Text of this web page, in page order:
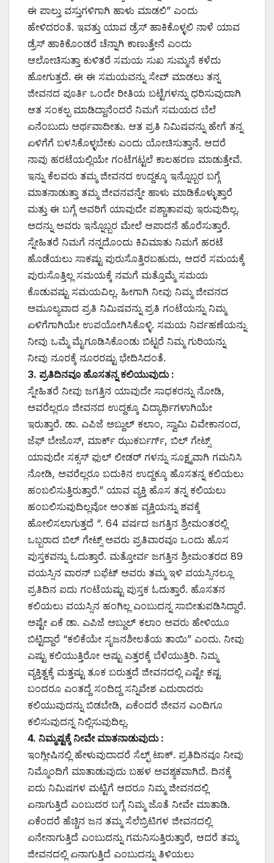
ಈ ಪಾಲ್ತು ವಸ್ತುಗಳಿಗಾಗಿ ಹಾಳು ಮಾಡಲಿ” ಎಂದು
ಹೇಳಿದರಂತೆ. ಇವತ್ತು ಯಾವ ಡ್ರೆಸ್ ಹಾಕಿಕೊಳ್ಳಲಿ ನಾಳೆ ಯಾವ
ಡ್ರೆಸ್ ಹಾಕಿಕೊಂಡರೆ ಚೆನ್ನಾಗಿ ಕಾಣುತ್ತೇನೆ ಎಂದು
ಆಲೋಚಿಸುತ್ತಾ ಕುಳಿತರೆ ಸಮಯ ಸುಖ ಸುಮ್ಮನೆ ಕಳೆದು
ಹೋಗುತ್ತದೆ. ಈ ಈ ಸಮಯವನ್ನು ಸೇವ್ ಮಾಡಲು ತನ್ನ
ಜೀವನದ ಪೂರ್ತಿ ಒಂದೇ ರೀತಿಯ ಬಟ್ಟೆಗಳನ್ನು ಧರಿಸುವುದಾಗಿ
ಆತ ಸಂಕಲ್ಪ ಮಾಡಿದ್ದಾನೆಂದರೆ ನಿಮಗೆ ಸಮಯದ ಬೆಲೆ
ಏನೆಂಬುದು ಅರ್ಥವಾದೀತು. ಆತ ಪ್ರತಿ ನಿಮಿಷವನ್ನು ಹೇಗೆ ತನ್ನ
ಏಳಿಗೆಗೆ ಬಳಸಿಕೊಳ್ಳಬೇಕು ಎಂದು ಯೋಚಿಸುತ್ತಾನೆ. ಆದರೆ
ನಾವು ಹರಟೆಯಲ್ಲಿಯೇ ಗಂಟೆಗಟ್ಟಲೆ ಕಾಲಹರಣ ಮಾಡುತ್ತೇವೆ.
ಇನ್ನು ಕೆಲವರು ತಮ್ಮ ಜೀವನದ ಉದ್ದಕ್ಕೂ ಇನ್ನೊಬ್ಬರ ಬಗ್ಗೆ
ಮಾತನಾಡುತ್ತಾ ತಮ್ಮ ಜೀವನವನ್ನೇ ಹಾಳು ಮಾಡಿಕೊಳ್ಳುತ್ತಾರೆ
ಮತ್ತು ಈ ಬಗ್ಗೆ ಅವರಿಗೆ ಯಾವುದೇ ಪಶ್ಚಾತಾಪವು ಇರುವುದಿಲ್ಲ.
ಅದನ್ನು ಅವರು ಇನ್ನೊಬ್ಬರ ಮೇಲೆ ಆಪಾದನೆ ಹೊರೆಸುತ್ತಾರೆ.
ಸ್ನೇಹಿತರೆ ನಿಮಗೆ ನನ್ನದೊಂದು ಕಿವಿಮಾತು ನಿಮಗೆ ಹರಟೆ
ಹೊಡೆಯಲು ಸಾಕಷ್ಟು ಪುರುಸೊತ್ತಿರಬಹುದು, ಆದರೆ ಸಮಯಕ್ಕೆ
ಪುರುಸೊತ್ತಿಲ್ಲ ಸಮಯಕ್ಕೆ ನಮಗೆ ಮತ್ತೊಮ್ಮೆ ಸಮಯ
ಕೊಡುವಷ್ಟು ಸಮಯವಿಲ್ಲ. ಹೀಗಾಗಿ ನೀವು ನಿಮ್ಮ ಜೀವನದ
ಅಮೂಲ್ಯವಾದ ಪ್ರತಿ ನಿಮಿಷವನ್ನು ಪ್ರತಿ ಗಂಟೆಯನ್ನು ನಿಮ್ಮ
ಏಳಿಗೆಗಾಗಿಯೇ ಉಪಯೋಗಿಸಿಕೊಳ್ಳಿ. ಸಮಯ ನಿರ್ವಹಣೆಯನ್ನು
ನೀವು ಒಮ್ಮೆ ಮೈಗೂಡಿಸಿಕೊಂಡು ಬಿಟ್ಟರೆ ನಿಮ್ಮ ಗುರಿಯನ್ನು
ನೀವು ನೂರಕ್ಕೆ ನೂರರಷ್ಟು ಭೇದಿಸಿದಂತೆ.
3. ಪ್ರತಿದಿನವೂ ಹೊಸತನ್ನ ಕಲಿಯುವುದು :
ಸ್ನೇಹಿತರೆ ನೀವು ಜಗತ್ತಿನ ಯಾವುದೇ ಸಾಧಕರನ್ನು ನೋಡಿ,
ಅವರೆಲ್ಲರೂ ಜೀವನದ ಉದ್ದಕ್ಕೂ ವಿದ್ಯಾರ್ಥಿಗಳಾಗಿಯೇ
ಇರುತ್ತಾರೆ. ಡಾ. ಎಪಿಜೆ ಅಬ್ದುಲ್ ಕಲಾಂ, ಸ್ವಾಮಿ ವಿವೇಕಾನಂದ,
ಜೆಫ್ ಬೇಜೊಸ್, ಮಾರ್ಕ್ ಝುಕರ್ಬರ್ಗ್, ಬಿಲ್ ಗೇಟ್ಸ್
ಯಾವುದೇ ಸಕ್ಸಸ್ ಫುಲ್ ಲೀಡರ್ ಗಳನ್ನು ಸೂಕ್ಷ್ಮವಾಗಿ ಗಮನಿಸಿ
ನೋಡಿ, ಅವರೆಲ್ಲರೂ ಬದುಕಿನ ಉದ್ದಕ್ಕೂ ಹೊಸತನ್ನ ಕಲಿಯಲು
ಹಂಬಲಿಸುತ್ತಿರುತ್ತಾರೆ.” ಯಾವ ವ್ಯಕ್ತಿ ಹೊಸ ತನ್ನ ಕಲಿಯಲು
ಹಂಬಲಿಸುವುದಿಲ್ಲವೋ ಅಂತಹ ವ್ಯಕ್ತಿಯನ್ನು ಶವಕ್ಕೆ
ಹೋಲಿಸಲಾಗುತ್ತದೆ “. 64 ವರ್ಷದ ಜಗತ್ತಿನ ಶ್ರೀಮಂತರಲ್ಲಿ
ಒಬ್ಬರಾದ ಬಿಲ್ ಗೇಟ್ಸ್ ಅವರು ಪ್ರತಿವಾರವೂ ಒಂದು ಹೊಸ
ಪುಸ್ತಕವನ್ನು ಓದುತ್ತಾರೆ. ಮತ್ತೋರ್ವ ಜಗತ್ತಿನ ಶ್ರೀಮಂತರದ 89
ವಯಸ್ಸಿನ ವಾರನ್ ಬಫೆಟ್ ಅವರು ತಮ್ಮ ಇಳಿ ವಯಸ್ಸಿನಲ್ಲೂ
ಪ್ರತಿದಿನ ಐದು ಗಂಟೆಯಷ್ಟು ಪುಸ್ತಕ ಓದುತ್ತಾರೆ. ಹೊಸತನ
ಕಲಿಯಲು ವಯಸ್ಸಿನ ಹಂಗಿಲ್ಲ ಎಂಬುದನ್ನ ಸಾಬೀತುಪಡಿಸಿದ್ದಾರೆ.
ಅಷ್ಟೇ ಏಕೆ ಡಾ. ಎಪಿಜೆ ಅಬ್ದುಲ್ ಕಲಾಂ ಅವರು ಹೇಳಿಯೂ
ಬಿಟ್ಟಿದ್ದಾರೆ “ಕಲಿಕೆಯೇ ಸೃಜನಶೀಲತೆಯ ತಾಯಿ” ಎಂದು. ನೀವು
ಎಷ್ಟು ಕಲಿಯುತ್ತಿರೋ ಅಷ್ಟು ಎತ್ತರಕ್ಕೆ ಬೆಳೆಯುತ್ತಿರಿ. ನಿಮ್ಮ
ವ್ಯಕ್ತಿತ್ವಕ್ಕೆ ಮತ್ತಷ್ಟು ತೂಕ ಬರುತ್ತದೆ ಜೀವನದಲ್ಲಿ ಎಷ್ಟೇ ಕಷ್ಟ
ಬಂದರೂ ಎಂತದ್ದೆ ಸಂದಿದ್ದ ಸನ್ನಿವೇಶ ಎದುರಾದರು
ಕಲಿಯುವುದನ್ನು ಬಿಡಬೇಡಿ, ಏಕೆಂದರೆ ಜೀವನ ಎಂದಿಗೂ
ಕಲಿಸುವುದನ್ನ ನಿಲ್ಲಿಸುವುದಿಲ್ಲ.
4. ನಿಮ್ಮಷ್ಟಕ್ಕೆ ನೀವೇ ಮಾತನಾಡುವುದು :
ಇಂಗ್ಲೀಷಿನಲ್ಲಿ ಹೇಳುವುದಾದರೆ ಸೆಲ್ಫ್ ಟಾಕ್. ಪ್ರತಿದಿನವೂ ನೀವು
ನಿಮ್ಮೊಂದಿಗೆ ಮಾತಾಡುವುದು ಬಹಳ ಅವಶ್ಯಕವಾಗಿದೆ. ದಿನಕ್ಕೆ
ಐದು ನಿಮಿಷಗಳ ಮಟ್ಟಿಗೆ ಆದರೂ ನಿಮ್ಮ ಜೀವನದಲ್ಲಿ
ಏನಾಗುತ್ತಿದೆ ಎಂಬುದರ ಬಗ್ಗೆ ನಿಮ್ಮ ಜೊತೆ ನೀವೇ ಮಾತಾಡಿ.
ಏಕೆಂದರೆ ಹೆಚ್ಚಿನ ಜನ ತಮ್ಮ ಸೆಲೆಬ್ರಿಟಿಗಳ ಜೀವನದಲ್ಲಿ
ಏನೇನಾಗುತ್ತಿದೆ ಎಂಬುದನ್ನು ಗಮನಿಸುತ್ತಿರುತ್ತಾರೆ, ಆದರೆ ತಮ್ಮ
ಜೀವನದಲ್ಲಿ ಏನಾಗುತ್ತಿದೆ ಎಂಬುದನ್ನು ತಿಳಿಯಲು